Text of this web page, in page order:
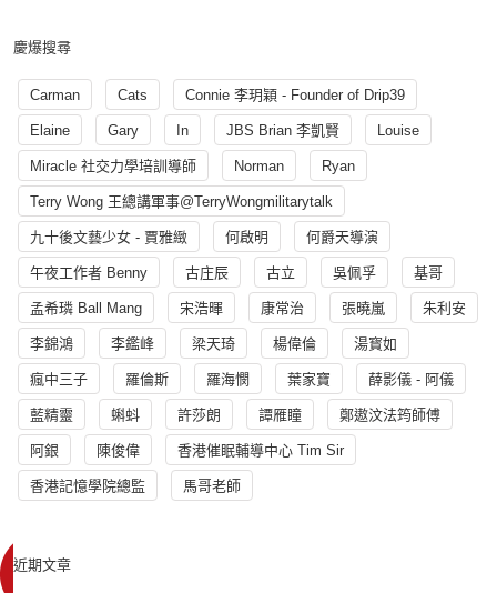
慶爆搜尋
Carman Cats Connie 李玥穎 - Founder of Drip39
Elaine Gary In JBS Brian 李凱賢 Louise
Miracle 社交力學培訓導師 Norman Ryan
Terry Wong 王總講軍事@TerryWongmilitarytalk
九十後文藝少女 - 賈雅緻 何啟明 何爵天導演
午夜工作者 Benny 古庄辰 古立 吳佩孚 基哥
孟希璘 Ball Mang 宋浩暉 康常治 張曉嵐 朱利安
李錦鴻 李鑑峰 梁天琦 楊偉倫 湯寳如
瘋中三子 羅倫斯 羅海憫 葉家寶 薛影儀 - 阿儀
藍精靈 蝌蚪 許莎朗 譚雁瞳 鄭遨汶法筠師傅
阿銀 陳俊偉 香港催眠輔導中心 Tim Sir
香港記憶學院總監 馬哥老師
近期文章